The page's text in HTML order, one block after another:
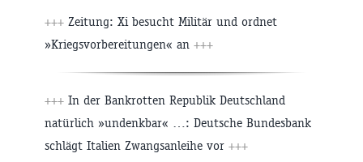
+++ Zeitung: Xi besucht Militär und ordnet
»Kriegsvorbereitungen« an +++
+++ In der Bankrotten Republik Deutschland
natürlich »undenkbar« …: Deutsche Bundesbank
schlägt Italien Zwangsanleihe vor +++